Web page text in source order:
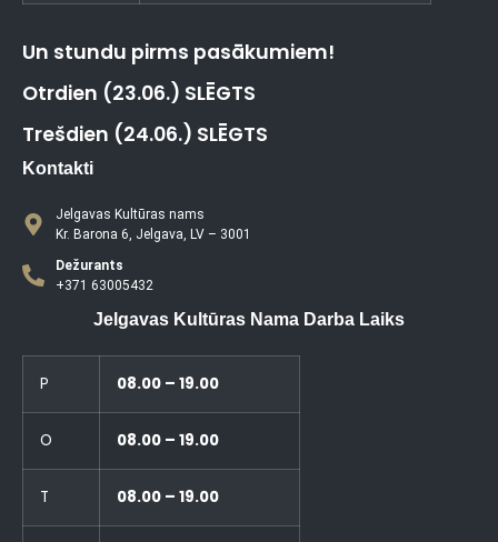
Un stundu pirms pasākumiem!
Otrdien (23.06.) SLĒGTS
Trešdien (24.06.) SLĒGTS
Kontakti
Jelgavas Kultūras nams
Kr. Barona 6, Jelgava, LV – 3001
Dežurants
+371 63005432
Jelgavas Kultūras Nama Darba Laiks
P 08.00 – 19.00
O 08.00 – 19.00
T 08.00 – 19.00